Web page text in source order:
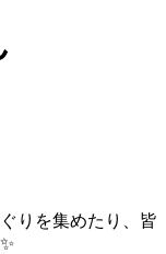
りを集めたり、皆